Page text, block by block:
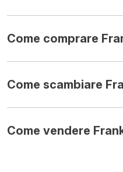
Come comprare
Come scambiare
Come vendere